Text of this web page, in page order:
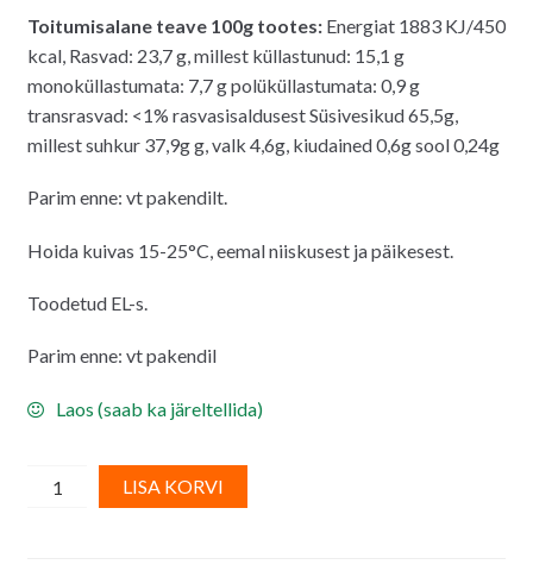
Toitumisalane teave 100g tootes: Energiat 1883 KJ/450
kcal, Rasvad: 23,7 g, millest küllastunud: 15,1 g
monoküllastumata: 7,7 g polüküllastumata: 0,9 g
transrasvad: <1% rasvasisaldusest Süsivesikud 65,5g,
millest suhkur 37,9g g, valk 4,6g, kiudained 0,6g sool 0,24g
Parim enne: vt pakendilt.
Hoida kuivas 15-25°C, eemal niiskusest ja päikesest.
Toodetud EL-s.
Parim enne: vt pakendil
Laos (saab ka järeltellida)
Roosad
krõbedad
LISA KORVI